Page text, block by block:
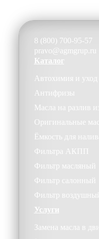
8 (800) 700-95-57
pravo@agmgrup.ru
Каталог
Автохимия и уход
Антифризы
Масла на разлив
Оригинальные
Ёмкость для
Фильтра АКПП
Фильтр масляный
Фильтр салонный
Фильтр
Услуги
Замена масла в